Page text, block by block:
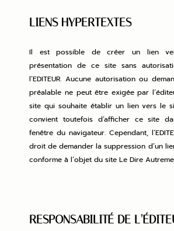
LIENS HYPERTEXTES
Il est possible de créer un lien
présentation de ce site sans
l’EDITEUR. Aucune autorisation ou
préalable ne peut être exigée par
site qui souhaite établir un lien vers le
convient toutefois d’afficher ce site
fenêtre du navigateur. Cependant,
droit de demander la suppression d’un
conforme à l’objet du site Le Dire
RESPONSABILITÉ DE